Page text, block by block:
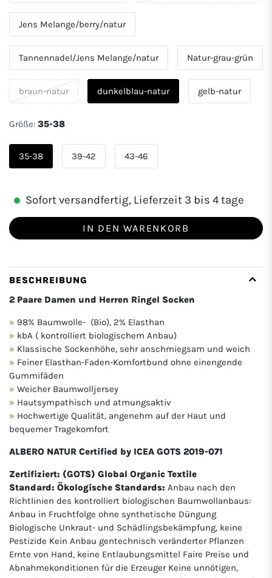
Jens Melange/berry/natur
Tannennadel/Jens Melange/natur Natur-grau-grün
braun-natur dunkelblau-natur gelb-natur
Größe: 35-38
35-38 39-42 43-46
Sofort versandfertig, Lieferzeit 3 bis 4 tage
IN DEN WARENKORB
BESCHREIBUNG
2 Paare Damen und Herren Ringel Socken
98% Baumwolle- (Bio), 2% Elasthan
kbA ( kontrolliert biologischem Anbau)
Klassische Sockenhöhe, sehr anschmiegsam und weich
Feiner Elasthan-Faden-Komfortbund ohne einengende
Gummifäden
Weicher Baumwolljersey
Hautsympathisch und atmungsaktiv
Hochwertige Qualität, angenehm auf der Haut und
bequemer Tragekomfort
ALBERO NATUR Certified by ICEA GOTS 2019-071
Zertifiziert: (GOTS) Global Organic Textile
Standard: Ökologische Standards: Anbau nach den
Richtlinien des kontrolliert biologischen Baumwollanbaus:
Anbau in Fruchtfolge ohne synthetische Düngung
Biologische Unkraut- und Schädlingsbekämpfung, keine
Pestizide Kein Anbau gentechnisch veränderter Pflanzen
Ernte von Hand, keine Entlaubungsmittel Faire Preise und
Abnahmekonditionen für die Erzeuger Keine unnötigen,